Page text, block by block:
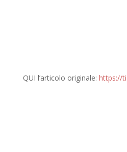
QUI l’articolo originale: https://